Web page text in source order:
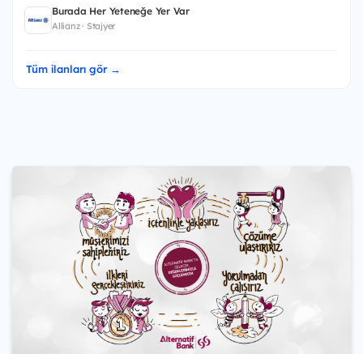
Burada Her Yeteneğe Yer Var
Allianz · Stajyer
Tüm ilanları gör →